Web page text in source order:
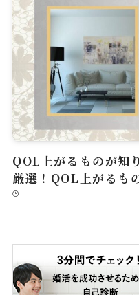
QOL上がるものが知
厳選！QOL上がるも